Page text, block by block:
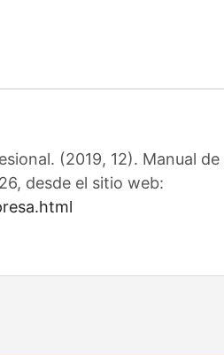
(2019, 12). Manual
desde el sitio web: